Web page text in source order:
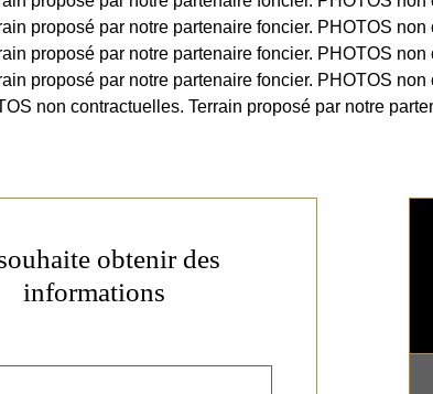
proposé par notre partenaire foncier. PHOTOS
proposé par notre partenaire foncier. PHOTOS
proposé par notre partenaire foncier. PHOTOS
non contractuelles. Terrain proposé par notre
obtenir des
informations